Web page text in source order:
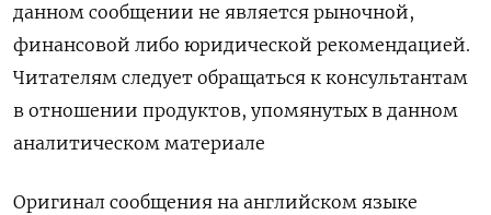
данном сообщении не является рыночной,
финансовой либо юридической рекомендацией.
Читателям следует обращаться к консультантам
в отношении продуктов, упомянутых в данном
аналитическом материале
Оригинал сообщения на английском языке